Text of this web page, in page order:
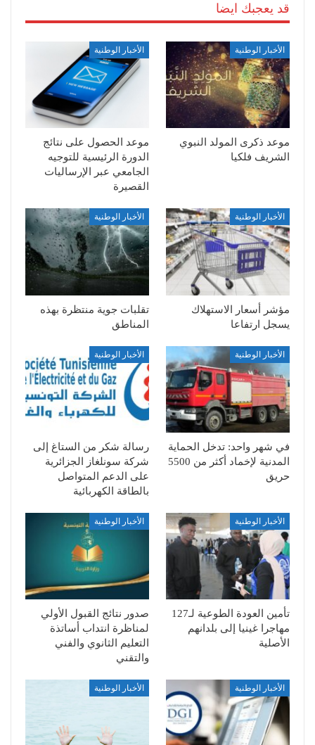
قد يعجبك ايضا
الأخبار الوطنية
موعد ذكرى المولد النبوي
الشريف فلكيا
الأخبار الوطنية
موعد الحصول على نتائج
الدورة الرئيسية للتوجيه
الجامعي عبر الإرساليات
القصيرة
الأخبار الوطنية
مؤشر أسعار الاستهلاك
يسجل ارتفاعا
الأخبار الوطنية
تقلبات جوية منتظرة بهذه
المناطق
الأخبار الوطنية
في شهر واحد: تدخل الحماية
المدنية لإخماد أكثر من 5500
حريق
الأخبار الوطنية
رسالة شكر من الستاغ إلى
شركة سونلغاز الجزائرية
على الدعم المتواصل
بالطاقة الكهربائية
الأخبار الوطنية
تأمين العودة الطوعية لـ127
مهاجرا غينيا إلى بلدانهم
الأصلية
الأخبار الوطنية
صدور نتائج القبول الأولي
لمناظرة انتداب أساتذة
التعليم الثانوي والفني
والتقني
الأخبار الوطنية الأخبار الوطنية